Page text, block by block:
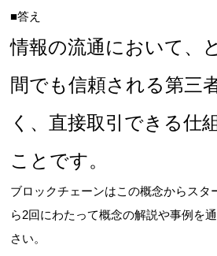
■答え
情報の流通において、
間でも信頼される第三
く、直接取引できる仕
ことです。
ブロックチェーンはこの概念からスタ
ら2回にわたって概念の解説や事例を
さい。